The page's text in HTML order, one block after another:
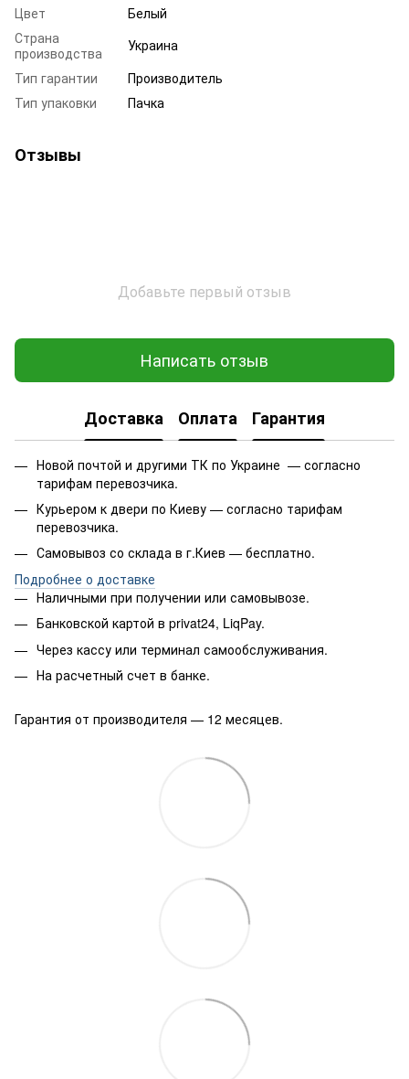
Цвет
Белый
Страна
производства
Украина
Тип гарантии
Производитель
Тип упаковки
Пачка
Отзывы
Добавьте первый отзыв
Написать отзыв
Доставка Оплата Гарантия
Новой почтой и другими ТК по Украине — согласно
тарифам перевозчика.
Курьером к двери по Киеву — согласно тарифам
перевозчика.
Самовывоз со склада в г.Киев — бесплатно.
Подробнее о доставке
Наличными при получении или самовывозе.
Банковской картой в privat24, LiqPay.
Через кассу или терминал самообслуживания.
На расчетный счет в банке.
Гарантия от производителя — 12 месяцев.